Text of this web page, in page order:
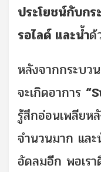
ประโยชน์กับกร
รอไลด์ และน้ำด้
หลังจากกระบว
จะเกิดอาการ
รู้สึกอ่อนเพลียห
จำนวนมาก แล
อัดลมอีก พอเรา